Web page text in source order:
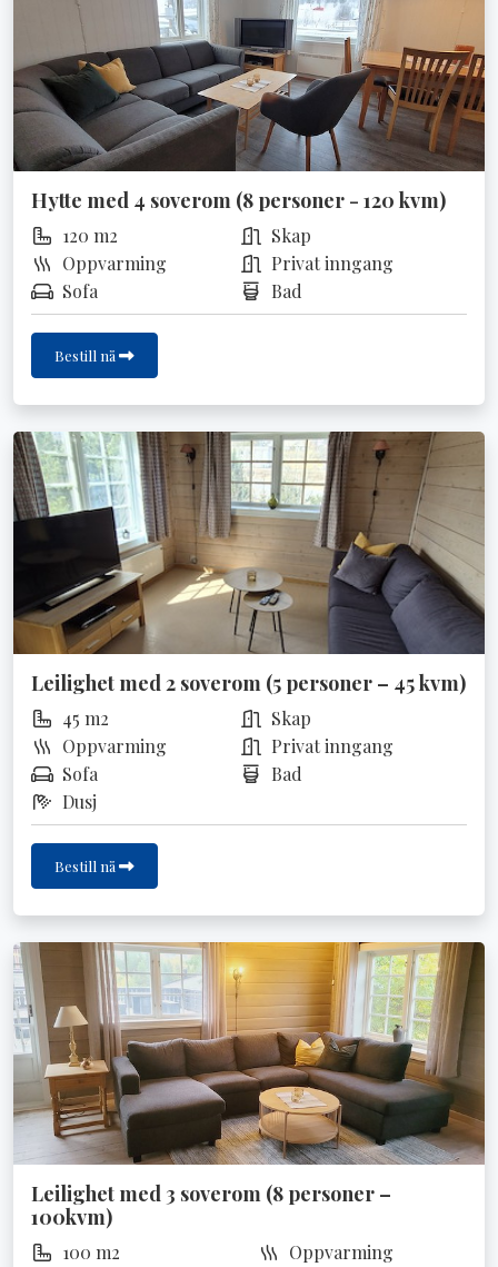
Hytte med 4 soverom (8 personer - 120 kvm)
120 m2
Skap
Oppvarming
Privat inngang
Sofa
Bad
Bestill nå
Leilighet med 2 soverom (5 personer – 45 kvm)
45 m2
Skap
Oppvarming
Privat inngang
Sofa
Bad
Dusj
Bestill nå
Leilighet med 3 soverom (8 personer –
100kvm)
100 m2
Oppvarming